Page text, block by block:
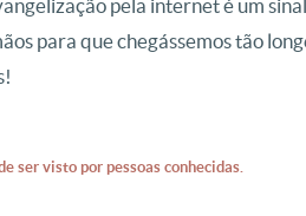
pela internet é um
para que chegássemos tão
ser visto por pessoas conhecidas.